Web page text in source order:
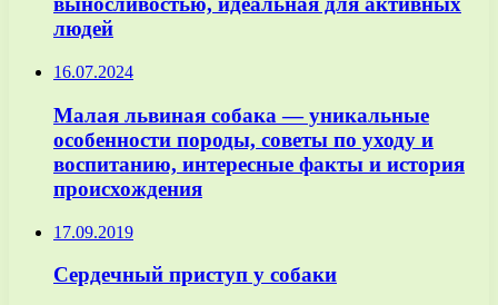
людей
16.07.2024
Малая львиная собака — уникальные
особенности породы, советы по уходу и
воспитанию, интересные факты и история
происхождения
17.09.2019
Сердечный приступ у собаки